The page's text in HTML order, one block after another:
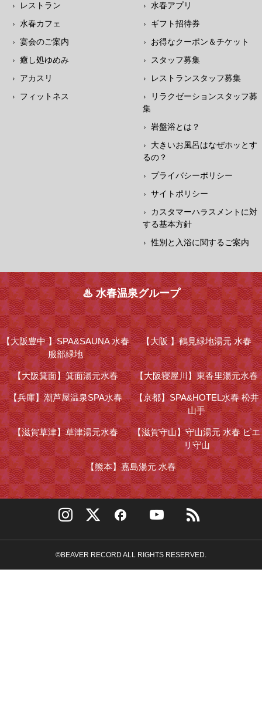
レストラン
水春カフェ
宴会のご案内
癒し処ゆめみ
アカスリ
フィットネス
水春アプリ
ギフト招待券
お得なクーポン＆チケット
スタッフ募集
レストランスタッフ募集
リラクゼーションスタッフ募
集
岩盤浴とは？
大きいお風呂はなぜホッとす
るの？
プライバシーポリシー
サイトポリシー
カスタマーハラスメントに対
する基本方針
性別と入浴に関するご案内
♨ 水春温泉グループ
【大阪豊中 】SPA&SAUNA 水春
服部緑地
【大阪 】鶴見緑地湯元 水春
【大阪箕面】箕面湯元水春 【大阪寝屋川】東香里湯元水春
【兵庫】潮芦屋温泉SPA水春 【京都】SPA&HOTEL水春 松井
山手
【滋賀草津】草津湯元水春 【滋賀守山】守山湯元 水春 ピエ
リ守山
【熊本】嘉島湯元 水春
©BEAVER RECORD ALL RIGHTS RESERVED.